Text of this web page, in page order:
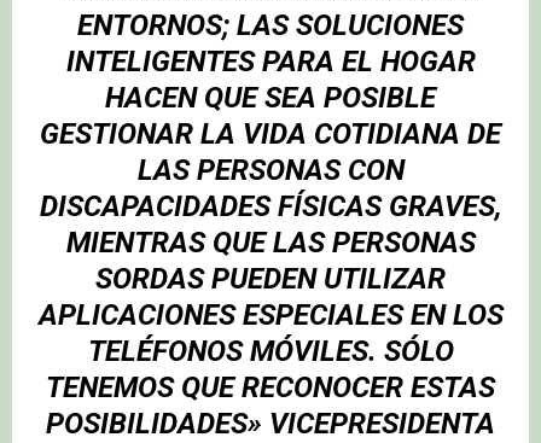
ENTORNOS; LAS SOLUCIONES
INTELIGENTES PARA EL HOGAR
HACEN QUE SEA POSIBLE
GESTIONAR LA VIDA COTIDIANA DE
LASPERSONAS CON
DISCAPACIDADES FÍSICAS GRAVES,
MIENTRAS QUE LASPERSONAS
SORDASPUEDEN UTILIZAR
APLICACIONES ESPECIALES EN LOS
TELÉFONOS MÓVILES. SÓLO
TENEMOS QUE RECONOCER ESTAS
POSIBILIDADES» VICEPRESIDENTA